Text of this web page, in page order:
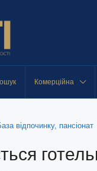
Комерційна
відпочинку, пансіонат